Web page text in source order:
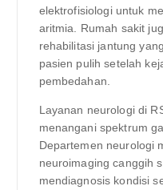
elektrofisiologi untuk
aritmia. Rumah sakit
rehabilitasi jantung
pasien pulih setelah
pembedahan.
Layanan neurologi di
menangani spektrum
Departemen neurologi
neuroimaging canggih
mendiagnosis kondisi